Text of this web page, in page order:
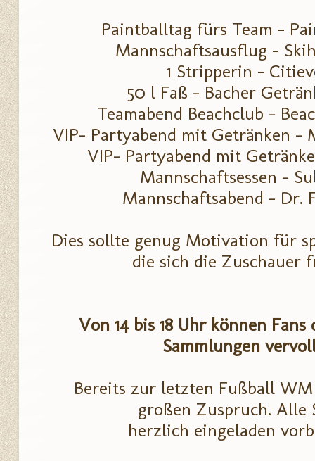
Paintballtag fürs Team -
Mannschaftsausflug -
1 Stripperin -
50 l Faß - Bacher
Teamabend Beachclub -
VIP- Partyabend mit
VIP- Partyabend mit
Mannschaftsessen -
Mannschaftsabend - Dr.
Dies sollte genug Motivation für
die sich die Zuschauer
Von 14 bis 18 Uhr können
Sammlungen
Bereits zur letzten Fußball
großen Zuspruch. Alle
herzlich eingeladen